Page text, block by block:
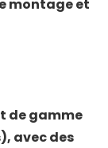
montage et
de gamme
avec des